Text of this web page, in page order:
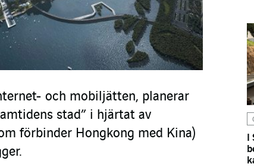
och mobiljätten, planerar
stad” i hjärtat av
förbinder Hongkong med Kina)